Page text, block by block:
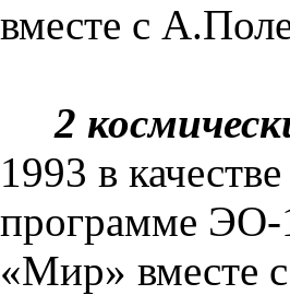
вместе с
2
1993 в
программе ЭО-
«Мир» вместе